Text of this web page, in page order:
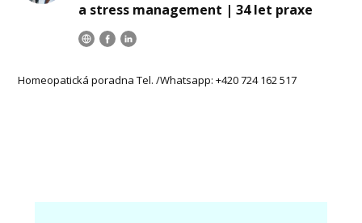
a stress management | 34 let praxe
Homeopatická poradna Tel. /Whatsapp: +420 724 162 517